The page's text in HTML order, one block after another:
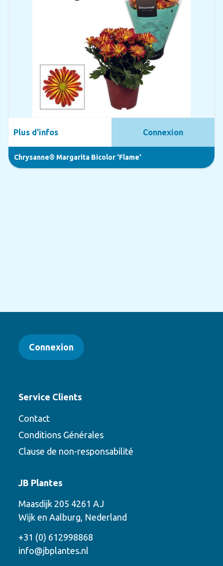
Chrysanne® Margarita Bicolor ‘Flame’
Plus d'infos Connexion
options suivantes
Connexion
Service Clients
Contact
Conditions Générales
Clause de non-responsabilité
JB Plantes
Maasdijk 205 4261 AJ
Wijk en Aalburg, Nederland
+31 (0) 612998868
info@jbplantes.nl